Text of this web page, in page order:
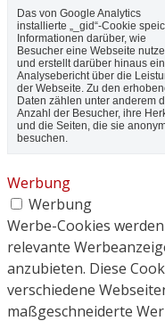
Das von Google Analytics
installierte „_gid“-Cookie
Informationen darüber, wie
Besucher eine Webseite
und erstellt darüber hinaus
Analysebericht über die
der Webseite. Zu den
Daten zählen unter anderem
Anzahl der Besucher, ihre
und die Seiten, die sie
besuchen.
Werbung
Werbung
Werbe-Cookies
relevante
anzubieten. Diese
verschiedene
maßgeschneiderte